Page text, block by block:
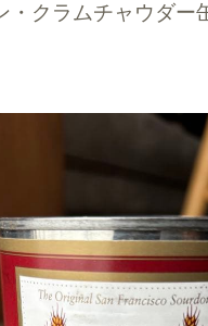
クラムチャウダー